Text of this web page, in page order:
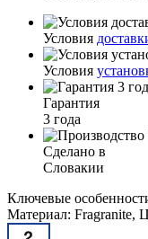
Условия
Условия
Гарантия
3 года
Сделано в
Словакии
Ключевые
Материал: Fragranite,